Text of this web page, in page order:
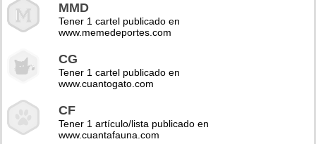
MMD
Tener 1 cartel publicado en
www.memedeportes.com
CG
Tener 1 cartel publicado en
www.cuantogato.com
CF
Tener 1 artículo/lista publicado en
www.cuantafauna.com